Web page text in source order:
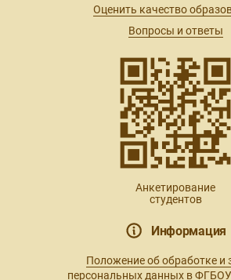
Оценить качество
Вопросы и ответы
Анкетирование
студентов
Информация
Положение об обработке и
персональных данных в